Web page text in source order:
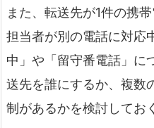
また、転送先が1件の携
担当者が別の電話に対応
中」や「留守番電話」に
送先を誰にするか、複数
制があるかを検討してお